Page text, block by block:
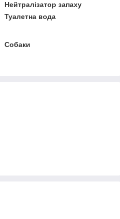
Нейтралізатор запаху
Туалетна вода
Собаки